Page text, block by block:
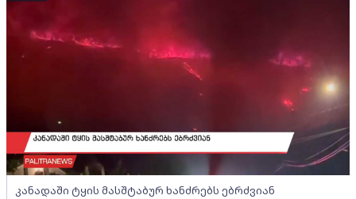
კანადაში ტყის მასშტაბურ ხანძრებს ებრძვიან